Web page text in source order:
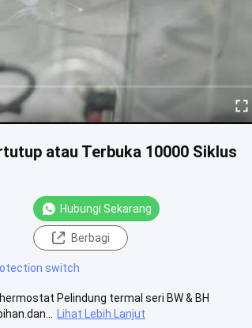
atau Terbuka 10000 Siklus
Hubungi Sekarang
Berbagi
switch
Pelindung termal seri BW & BH
Lihat Lebih Lanjut